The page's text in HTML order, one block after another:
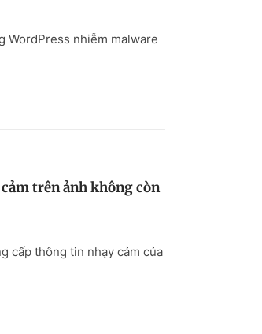
WordPress nhiễm malware
trên ảnh không còn
cấp thông tin nhạy cảm của